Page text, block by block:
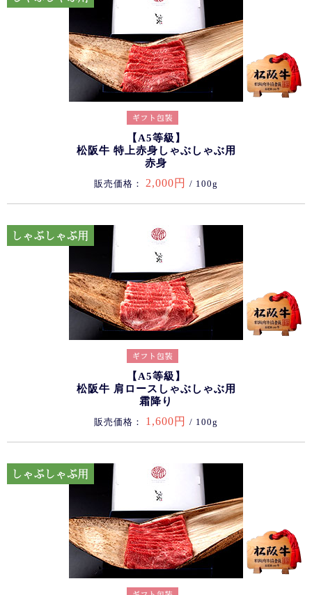
【A5等級】
松阪牛 特上赤身しゃぶしゃぶ用
赤身
販売価格： 2,000円 / 100g
【A5等級】
松阪牛 肩ロースしゃぶしゃぶ用
霜降り
販売価格： 1,600円 / 100g